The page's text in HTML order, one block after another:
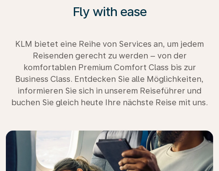
Fly with ease
KLM bietet eine Reihe von Services an, um jedem
Reisenden gerecht zu werden – von der
komfortablen Premium Comfort Class bis zur
Business Class. Entdecken Sie alle Möglichkeiten,
informieren Sie sich in unserem Reiseführer und
buchen Sie gleich heute Ihre nächste Reise mit uns.